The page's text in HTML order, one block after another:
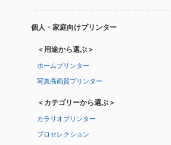
個人・家庭向けプリンター
＜用途から選ぶ＞
ホームプリンター
写真高画質プリンター
＜カテゴリーから選ぶ＞
カラリオプリンター
プロセレクション